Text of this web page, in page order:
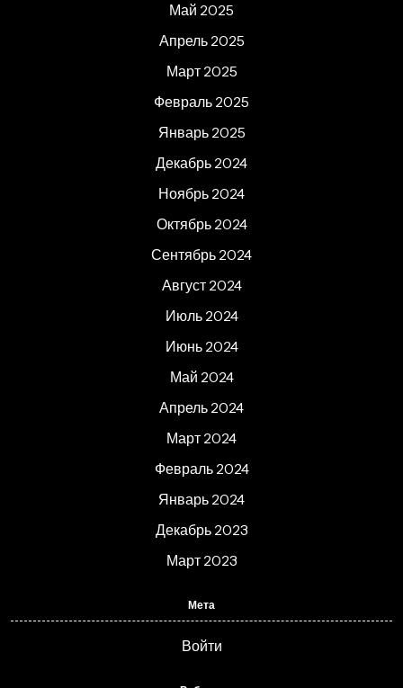
Май 2025
Апрель 2025
Март 2025
Февраль 2025
Январь 2025
Декабрь 2024
Ноябрь 2024
Октябрь 2024
Сентябрь 2024
Август 2024
Июль 2024
Июнь 2024
Май 2024
Апрель 2024
Март 2024
Февраль 2024
Январь 2024
Декабрь 2023
Март 2023
Мета
Войти